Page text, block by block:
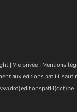
| Vie privée | Mentions
aux éditions pat.H,